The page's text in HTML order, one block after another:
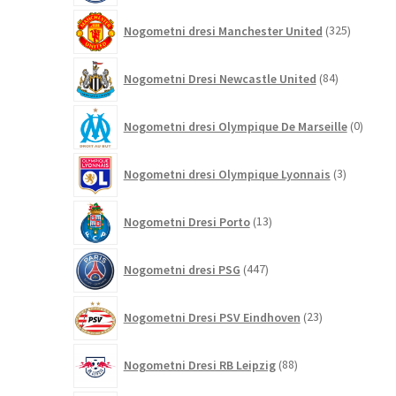
Nogometni dresi Manchester United 325izdelkov
Nogometni Dresi Newcastle United 84izdelkov
Nogometni dresi Olympique De Marseille 0
Nogometni dresi Olympique Lyonnais 3izdelki
Nogometni Dresi Porto 13izdelkov
Nogometni dresi PSG 447izdelkov
Nogometni Dresi PSV Eindhoven 23izdelkov
Nogometni Dresi RB Leipzig 88izdelkov